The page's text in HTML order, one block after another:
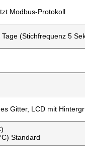
Modbus-Protokoll
(Stichfrequenz 5
Gitter, LCD mit
Standard